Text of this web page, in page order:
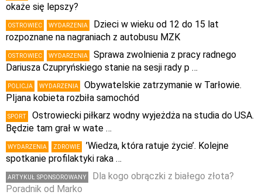
okaże się lepszy?
OSTROWIEC WYDARZENIA
Dzieci w wieku od 12 do 15 lat
rozpoznane na nagraniach z autobusu MZK
OSTROWIEC WYDARZENIA
Sprawa zwolnienia z pracy radnego
Dariusza Czupryńskiego stanie na sesji rady p …
POLICJA WYDARZENIA
Obywatelskie zatrzymanie w Tarłowie.
PIjana kobieta rozbiła samochód
SPORT
Ostrowiecki piłkarz wodny wyjeżdża na studia do USA.
Będzie tam grał w wate …
WYDARZENIA ZDROWIE
’Wiedza, która ratuje życie’. Kolejne
spotkanie profilaktyki raka …
ARTYKUŁ SPONSOROWANY
Dla kogo obrączki z białego złota?
Poradnik od Marko